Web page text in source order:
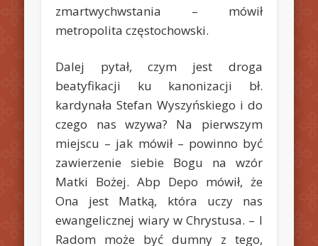
zmartwychwstania – mówił
metropolita częstochowski.
Dalej pytał, czym jest droga
beatyfikacji ku kanonizacji bł.
kardynała Stefan Wyszyńskiego i do
czego nas wzywa? Na pierwszym
miejscu – jak mówił – powinno być
zawierzenie siebie Bogu na wzór
Matki Bożej. Abp Depo mówił, że
Ona jest Matką, która uczy nas
ewangelicznej wiary w Chrystusa. – I
Radom może być dumny z tego,